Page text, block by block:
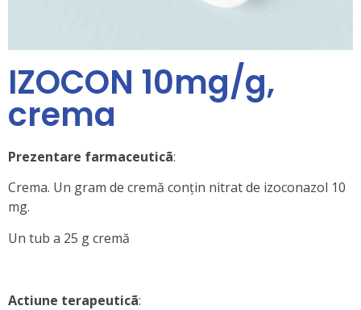
IZOCON 10mg/g,
crema
Prezentare farmaceuticã:
Crema. Un gram de cremă conțin nitrat de izoconazol 10
mg.
Un tub a 25 g cremă
Actiune terapeuticã: